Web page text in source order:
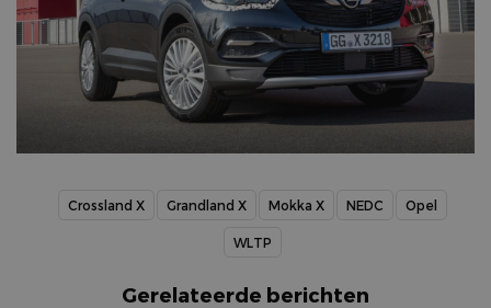
Crossland X Grandland X Mokka X NEDC Opel
WLTP
Gerelateerde berichten